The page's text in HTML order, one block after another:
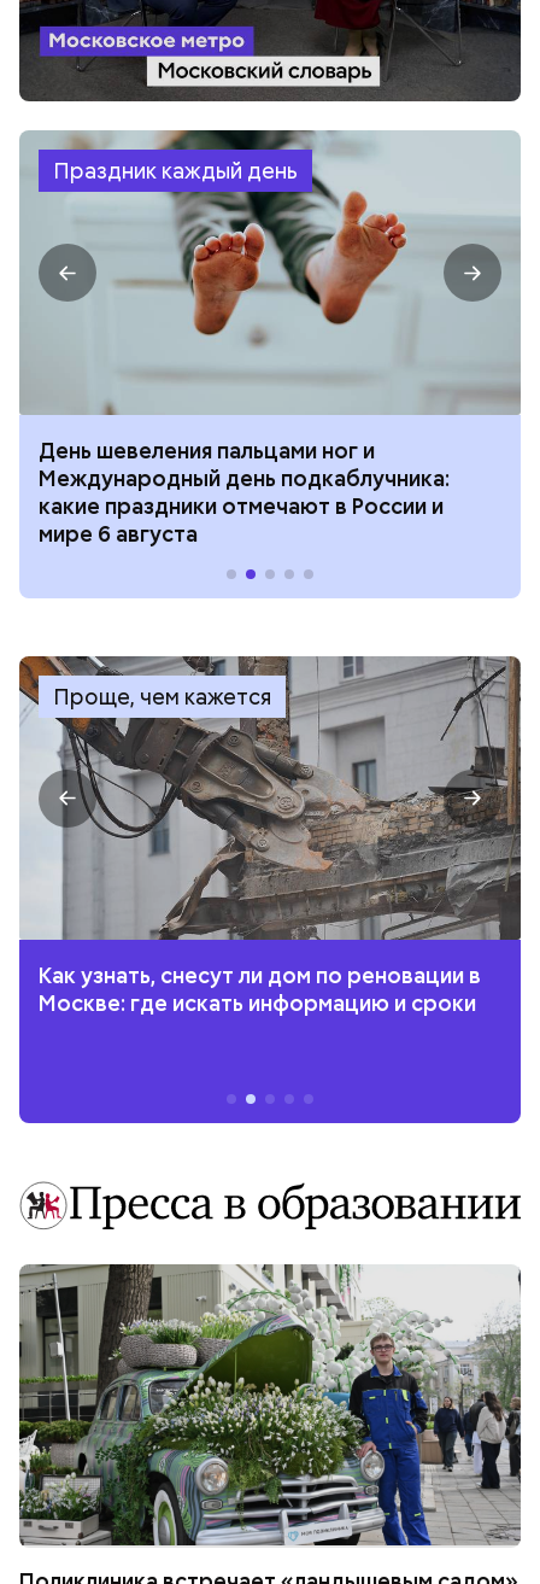
Праздник каждый день
День шевеления пальцами ног и
Международный день подкаблучника:
какие праздники отмечают в России и
мире 6 августа
Проще, чем кажется
Как узнать, снесут ли дом по реновации в
Москве: где искать информацию и сроки